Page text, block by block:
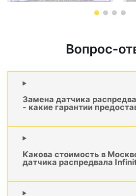
Вопрос-
Замена датчика
- какие гарантии
Какова стоимость в
датчика распредвала